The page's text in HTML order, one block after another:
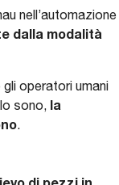
nell’automazione
dalla modalità
operatori umani
sono, la
.